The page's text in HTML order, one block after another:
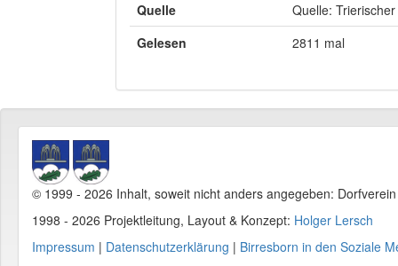
Quelle
Quelle:
Gelesen
2811 mal
© 1999 - 2026 Inhalt, soweit nicht anders angegeben:
1998 - 2026 Projektleitung, Layout & Konzept: Holger Lersch
Impressum | Datenschutzerklärung | Birresborn in den Soziale